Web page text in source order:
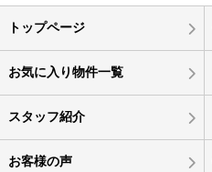
トップページ
お気に入り物件一覧
スタッフ紹介
お客様の声